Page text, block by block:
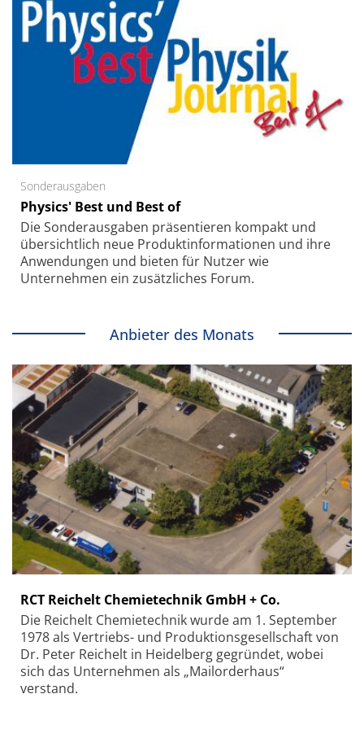
Sonderausgaben
Physics' Best und Best of
Die Sonder­ausgaben präsentieren kompakt und
übersichtlich neue Produkt­informationen und ihre
Anwendungen und bieten für Nutzer wie
Unternehmen ein zusätzliches Forum.
Anbieter des Monats
RCT Reichelt Chemietechnik GmbH + Co.
Die Reichelt Chemietechnik wurde am 1. September
1978 als Vertriebs- und Produktionsgesellschaft von
Dr. Peter Reichelt in Heidelberg gegründet, wobei
sich das Unternehmen als „Mailorderhaus“
verstand.